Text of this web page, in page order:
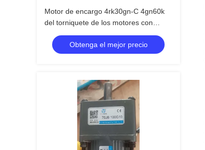
Motor de encargo 4rk30gn-C 4gn60k
del torniquete de los motores con
engranajes de la CA de la barrera
Obtenga el mejor precio